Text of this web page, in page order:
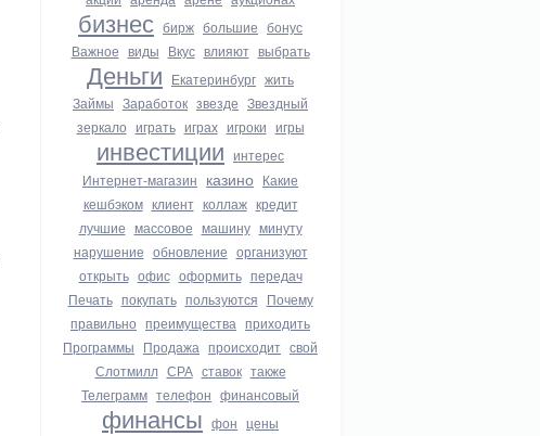
бизнес бирж большие бонус
Важное виды Вкус влияют выбрать
Деньги Екатеринбург жить
Займы Заработок звезде Звездный
зеркало играть играх игроки игры
инвестиции интерес
Интернет-магазин казино Какие
кешбэком клиент коллаж кредит
лучшие массовое машину минуту
нарушение обновление организуют
открыть офис оформить передач
Печать покупать пользуются Почему
правильно преимущества приходить
Программы Продажа происходит свой
Слотмилл СРА ставок также
Телеграмм телефон финансовый
финансы фон цены